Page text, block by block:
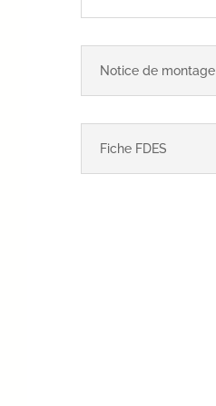
Notice de montage
Fiche FDES